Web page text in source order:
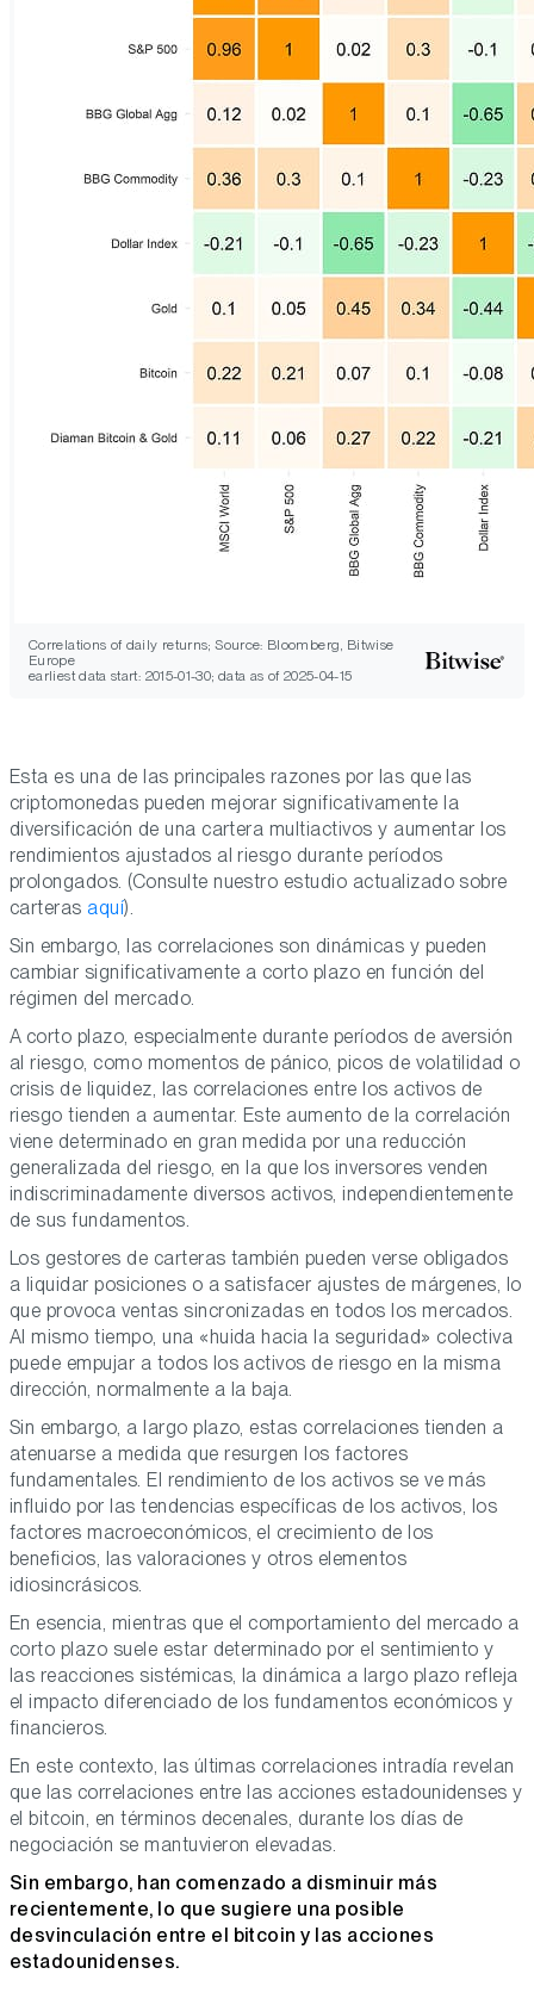
Correlations of daily returns; Source: Bloomberg, Bitwise
Europe
earliest data start: 2015-01-30; data as of 2025-04-15
Esta es una de las principales razones por las que las
criptomonedas pueden mejorar significativamente la
diversificación de una cartera multiactivos y aumentar los
rendimientos ajustados al riesgo durante períodos
prolongados. (Consulte nuestro estudio actualizado sobre
carterasaquí).
Sin embargo, las correlaciones son dinámicas y pueden
cambiar significativamente a corto plazo en función del
régimen del mercado.
A corto plazo, especialmente durante períodos de aversión
al riesgo, como momentos de pánico, picos de volatilidad o
crisis de liquidez, las correlaciones entre los activos de
riesgo tienden a aumentar. Este aumento de la correlación
viene determinado en gran medida por una reducción
generalizada del riesgo, en la que los inversores venden
indiscriminadamente diversos activos, independientemente
de sus fundamentos.
Los gestores de carteras también pueden verse obligados
a liquidar posiciones o a satisfacer ajustes de márgenes, lo
que provoca ventas sincronizadas en todos los mercados.
Al mismo tiempo, una «huida hacia la seguridad» colectiva
puede empujar a todos los activos de riesgo en la misma
dirección, normalmente a la baja.
Sin embargo, a largo plazo, estas correlaciones tienden a
atenuarse a medida que resurgen los factores
fundamentales. El rendimiento de los activos se ve más
influido por las tendencias específicas de los activos, los
factores macroeconómicos, el crecimiento de los
beneficios, las valoraciones y otros elementos
idiosincrásicos.
En esencia, mientras que el comportamiento del mercado a
corto plazo suele estar determinado por el sentimiento y
las reacciones sistémicas, la dinámica a largo plazo refleja
el impacto diferenciado de los fundamentos económicos y
financieros.
En este contexto, las últimas correlaciones intradía revelan
que las correlaciones entre las acciones estadounidenses y
el bitcoin, en términos decenales, durante los días de
negociación se mantuvieron elevadas.
Sin embargo, han comenzado a disminuir más
recientemente, lo que sugiere una posible
desvinculación entre el bitcoin y las acciones
estadounidenses.